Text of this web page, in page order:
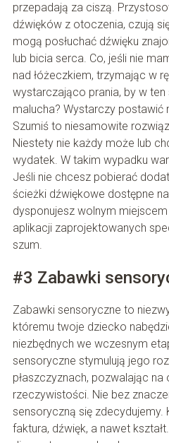
przepadają za ciszą.
dźwięków z otoczenia, czują
mogą posłuchać dźwięku
lub bicia serca. Co, jeśli nie
nad łóżeczkiem, trzymając w
wystarczająco prania, by w
malucha? Wystarczy postawić
Szumiś to niesamowite
Niestety nie każdy może lub
wydatek. W takim wypadku
Jeśli nie chcesz pobierać
ścieżki dźwiękowe dostępne
dysponujesz wolnym
aplikacji zaprojektowanych
szum.
#3 Zabawki
Zabawki sensoryczne to
któremu twoje dziecko
niezbędnych we wczesnym
sensoryczne stymulują jego
płaszczyznach, pozwalając
rzeczywistości. Nie bez
sensoryczną się
faktura, dźwięk, a nawet